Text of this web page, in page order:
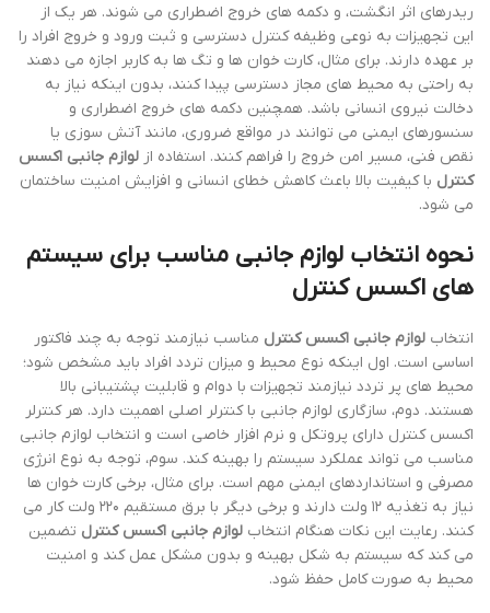
ریدرهای اثر انگشت، و دکمه های خروج اضطراری می شوند. هر یک از
این تجهیزات به نوعی وظیفه کنترل دسترسی و ثبت ورود و خروج افراد را
بر عهده دارند. برای مثال، کارت خوان ها و تگ ها به کاربر اجازه می دهند
به راحتی به محیط های مجاز دسترسی پیدا کنند، بدون اینکه نیاز به
دخالت نیروی انسانی باشد. همچنین دکمه های خروج اضطراری و
سنسورهای ایمنی می توانند در مواقع ضروری، مانند آتش سوزی یا
نقص فنی، مسیر امن خروج را فراهم کنند. استفاده از لوازم جانبی اکسس
کنترل با کیفیت بالا باعث کاهش خطای انسانی و افزایش امنیت ساختمان
می شود.
نحوه انتخاب لوازم جانبی مناسب برای سیستم
های اکسس کنترل
انتخاب لوازم جانبی اکسس کنترل مناسب نیازمند توجه به چند فاکتور
اساسی است. اول اینکه نوع محیط و میزان تردد افراد باید مشخص شود؛
محیط های پر تردد نیازمند تجهیزات با دوام و قابلیت پشتیبانی بالا
هستند. دوم، سازگاری لوازم جانبی با کنترلر اصلی اهمیت دارد. هر کنترلر
اکسس کنترل دارای پروتکل و نرم افزار خاصی است و انتخاب لوازم جانبی
مناسب می تواند عملکرد سیستم را بهینه کند. سوم، توجه به نوع انرژی
مصرفی و استانداردهای ایمنی مهم است. برای مثال، برخی کارت خوان ها
نیاز به تغذیه ۱۲ ولت دارند و برخی دیگر با برق مستقیم ۲۲۰ ولت کار می
کنند. رعایت این نکات هنگام انتخاب لوازم جانبی اکسس کنترل تضمین
می کند که سیستم به شکل بهینه و بدون مشکل عمل کند و امنیت
محیط به صورت کامل حفظ شود.